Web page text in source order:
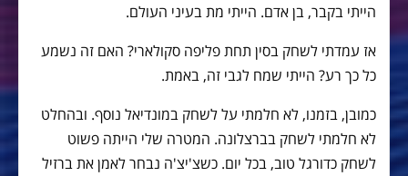
הייתי בקבר, בן אדם. הייתי מת בעיני העולם.
אז עמדתי לשחק בסין תחת פליפה סקולארי? האם זה נשמע
כל כך רע? הייתי שמח לגבי זה, באמת.
כמובן, בזמנו, לא חלמתי על לשחק במונדיאל נוסף. ובהחלט
לא חלמתי לשחק בברצלונה. המטרה שלי הייתה פשוט
לשחק כדורגל טוב, בכל יום. כשצ'יצ'ה נבחר לאמן את ברזיל